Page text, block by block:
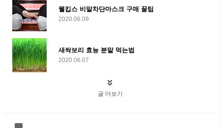
웰킵스 비말차단마스크 구매 꿀팁
2020.06.09
새싹보리 효능 분말 먹는법
2020.06.07
글 더보기